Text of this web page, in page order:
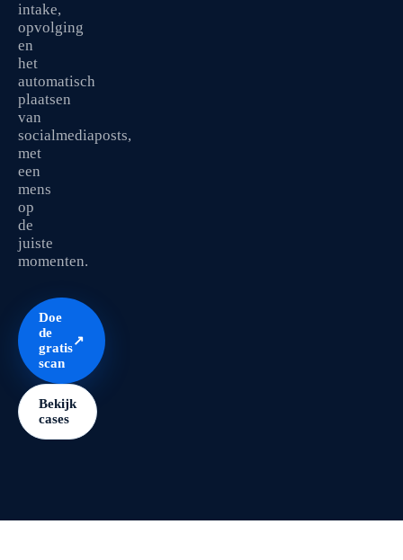
intake,
opvolging
en
het
automatisch
plaatsen
van
socialmediaposts,
met
een
mens
op
de
juiste
momenten.
Doe
de
gratis
scan
↗
Bekijk
cases